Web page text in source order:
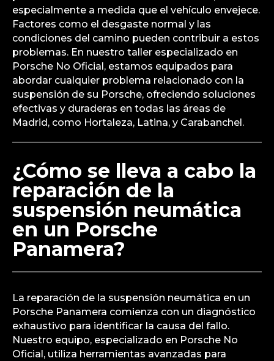
especialmente a medida que el vehículo envejece.
Factores como el desgaste normal y las
condiciones del camino pueden contribuir a estos
problemas. En nuestro taller especializado en
Porsche No Oficial, estamos equipados para
abordar cualquier problema relacionado con la
suspensión de su Porsche, ofreciendo soluciones
efectivas y duraderas en todas las áreas de
Madrid, como Hortaleza, Latina, y Carabanchel.
¿Cómo se lleva a cabo la
reparación de la
suspensión neumática
en un Porsche
Panamera?
La reparación de la suspensión neumática en un
Porsche Panamera comienza con un diagnóstico
exhaustivo para identificar la causa del fallo.
Nuestro equipo, especializado en Porsche No
Oficial, utiliza herramientas avanzadas para